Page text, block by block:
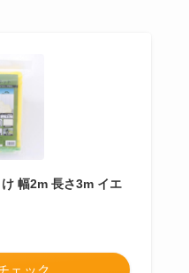
幅2m 長さ3m イエ
ェック